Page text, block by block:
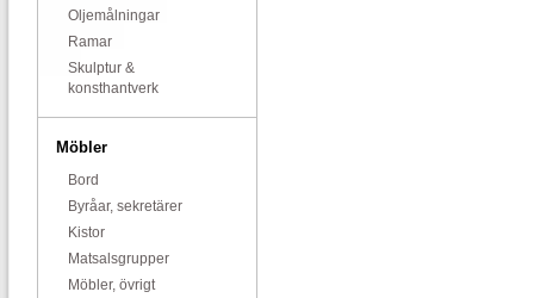
Oljemålningar
Ramar
Skulptur &
konsthantverk
Möbler
Bord
Byråar, sekretärer
Kistor
Matsalsgrupper
Möbler, övrigt